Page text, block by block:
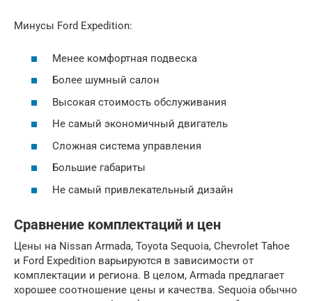
Минусы Ford Expedition:
Менее комфортная подвеска
Более шумный салон
Высокая стоимость обслуживания
Не самый экономичный двигатель
Сложная система управления
Большие габариты
Не самый привлекательный дизайн
Сравнение комплектаций и цен
Цены на Nissan Armada, Toyota Sequoia, Chevrolet Tahoe
и Ford Expedition варьируются в зависимости от
комплектации и региона. В целом, Armada предлагает
хорошее соотношение цены и качества. Sequoia обычно